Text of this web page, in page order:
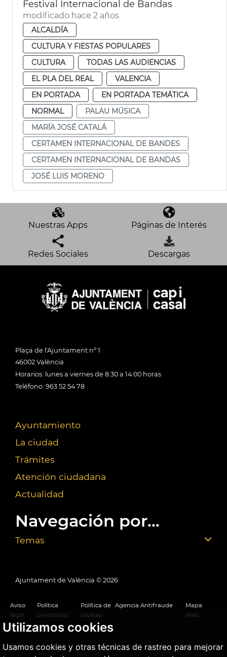
Utilizamos cookies
Usamos cookies y otras técnicas de rastreo para mejorar
Festival Internacional de Bandas
modificado hace 2 años
ALCALDÍA
CULTURA Y FIESTAS POPULARES
CULTURA
TODAS LAS AUDIENCIAS
EL PLA DEL REAL
VALENCIA
EN PORTADA
EN PORTADA TEMÁTICA
NORMAL
PALAU MÚSICA
MARÍA JOSÉ CATALÁ
CERTAMEN INTERNACIONAL DE BANDES
CERTAMEN INTERNACIONAL DE BANDAS
JOSÉ LUIS MORENO
Nuestras Apps Páginas de Interés
Redes Sociales Descargas
Plaça de l'Ajuntament nº 1
46002 València
Horarios: lunes a viernes de 8:30 a 14:00 horas
Teléfono: 963 52 54 78
Ayuntamiento
La ciudad
Trámites
Atención ciudadana
Actualidad
Navegación por...
Temas
Ajuntament de València © 2026
Aviso
legal
Política
privacidad
Política de
cookies
Agencia Antifraude
Mapa
Web